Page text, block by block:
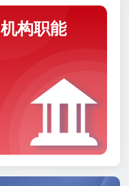
机构职能